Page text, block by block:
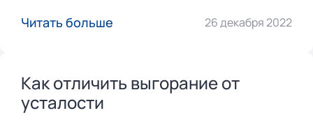
Читать больше
26 декабря 2022
Как отличить выгорание от
усталости